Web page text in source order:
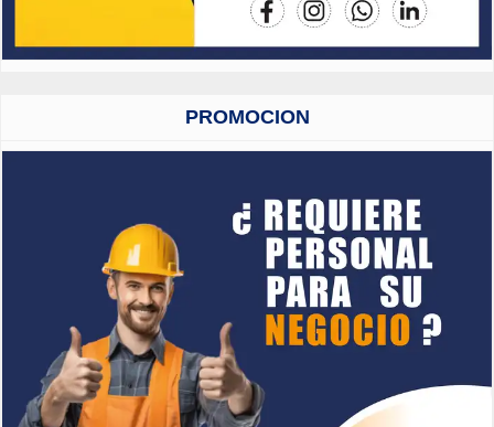
PROMOCION